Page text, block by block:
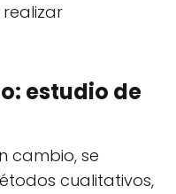
estudio de
cambio, se
cualitativos,